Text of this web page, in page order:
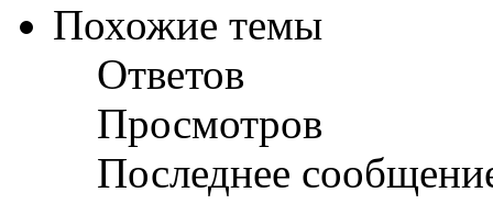
Похожие темы
Ответов
Просмотров
Последнее